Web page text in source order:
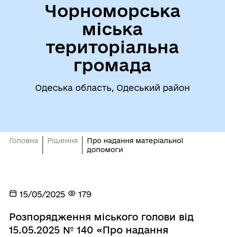
Чорноморська
міська
територіальна
громада
Одеська область, Одеський район
Головна Рішення
Про надання матеріальної
допомоги
15/05/2025 179
Розпорядження міського голови від
15.05.2025 № 140 «Про надання